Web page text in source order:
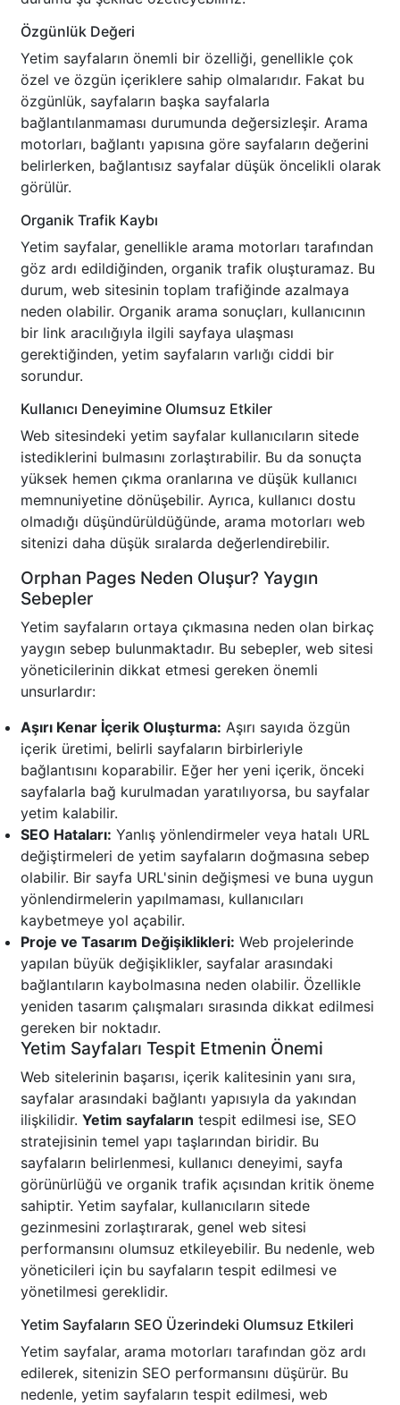
Özgünlük Değeri
Yetim sayfaların önemli bir özelliği, genellikle çok
özel ve özgün içeriklere sahip olmalarıdır. Fakat bu
özgünlük, sayfaların başka sayfalarla
bağlantılanmaması durumunda değersizleşir. Arama
motorları, bağlantı yapısına göre sayfaların değerini
belirlerken, bağlantısız sayfalar düşük öncelikli olarak
görülür.
Organik Trafik Kaybı
Yetim sayfalar, genellikle arama motorları tarafından
göz ardı edildiğinden, organik trafik oluşturamaz. Bu
durum, web sitesinin toplam trafiğinde azalmaya
neden olabilir. Organik arama sonuçları, kullanıcının
bir link aracılığıyla ilgili sayfaya ulaşması
gerektiğinden, yetim sayfaların varlığı ciddi bir
sorundur.
Kullanıcı Deneyimine Olumsuz Etkiler
Web sitesindeki yetim sayfalar kullanıcıların sitede
istediklerini bulmasını zorlaştırabilir. Bu da sonuçta
yüksek hemen çıkma oranlarına ve düşük kullanıcı
memnuniyetine dönüşebilir. Ayrıca, kullanıcı dostu
olmadığı düşündürüldüğünde, arama motorları web
sitenizi daha düşük sıralarda değerlendirebilir.
Orphan Pages Neden Oluşur? Yaygın
Sebepler
Yetim sayfaların ortaya çıkmasına neden olan birkaç
yaygın sebep bulunmaktadır. Bu sebepler, web sitesi
yöneticilerinin dikkat etmesi gereken önemli
unsurlardır:
Aşırı Kenar İçerik Oluşturma: Aşırı sayıda özgün
içerik üretimi, belirli sayfaların birbirleriyle
bağlantısını koparabilir. Eğer her yeni içerik, önceki
sayfalarla bağ kurulmadan yaratılıyorsa, bu sayfalar
yetim kalabilir.
SEO Hataları: Yanlış yönlendirmeler veya hatalı URL
değiştirmeleri de yetim sayfaların doğmasına sebep
olabilir. Bir sayfa URL'sinin değişmesi ve buna uygun
yönlendirmelerin yapılmaması, kullanıcıları
kaybetmeye yol açabilir.
Proje ve Tasarım Değişiklikleri: Web projelerinde
yapılan büyük değişiklikler, sayfalar arasındaki
bağlantıların kaybolmasına neden olabilir. Özellikle
yeniden tasarım çalışmaları sırasında dikkat edilmesi
gereken bir noktadır.
Yetim Sayfaları Tespit Etmenin Önemi
Web sitelerinin başarısı, içerik kalitesinin yanı sıra,
sayfalar arasındaki bağlantı yapısıyla da yakından
ilişkilidir. Yetim sayfaların tespit edilmesi ise, SEO
stratejisinin temel yapı taşlarından biridir. Bu
sayfaların belirlenmesi, kullanıcı deneyimi, sayfa
görünürlüğü ve organik trafik açısından kritik öneme
sahiptir. Yetim sayfalar, kullanıcıların sitede
gezinmesini zorlaştırarak, genel web sitesi
performansını olumsuz etkileyebilir. Bu nedenle, web
yöneticileri için bu sayfaların tespit edilmesi ve
yönetilmesi gereklidir.
Yetim Sayfaların SEO Üzerindeki Olumsuz Etkileri
Yetim sayfalar, arama motorları tarafından göz ardı
edilerek, sitenizin SEO performansını düşürür. Bu
nedenle, yetim sayfaların tespit edilmesi, web